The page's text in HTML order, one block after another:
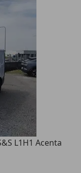
L1H1 Acenta